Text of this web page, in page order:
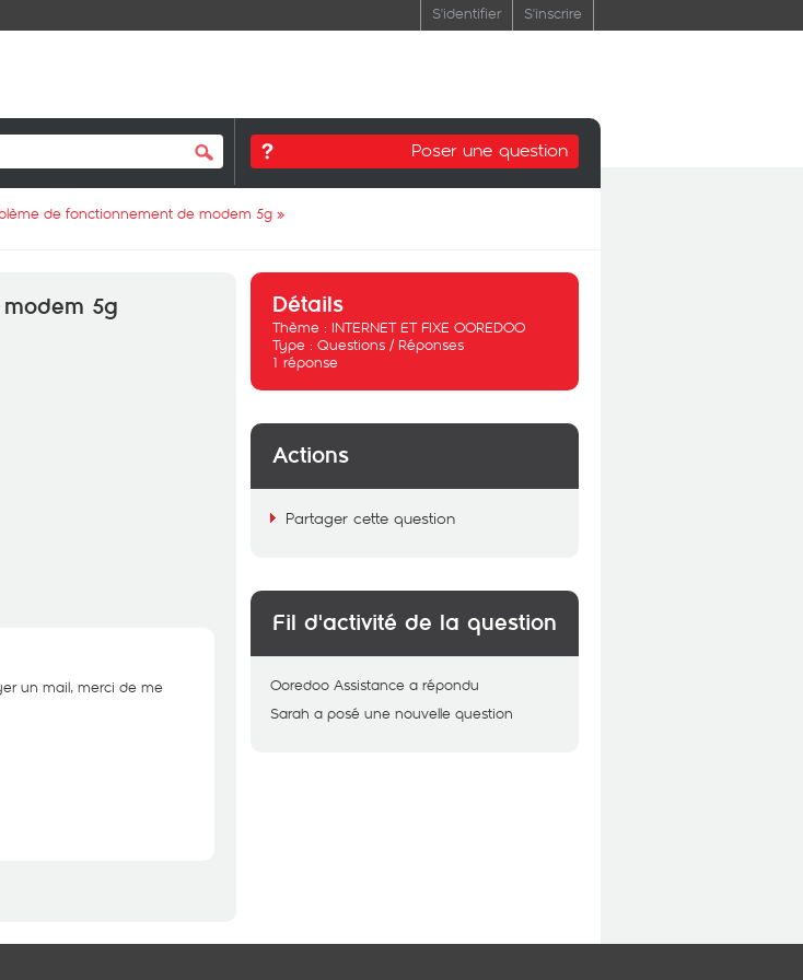
S'identifier S'inscrire
Poser une question
de fonctionnement de modem 5g »
5g
un mail, merci de me
Détails
Thème : INTERNET ET FIXE OOREDOO
Type : Questions / Réponses
1 réponse
Actions
Partager cette question
Fil d'activité de la question
Ooredoo Assistance a répondu
Sarah a posé une nouvelle question